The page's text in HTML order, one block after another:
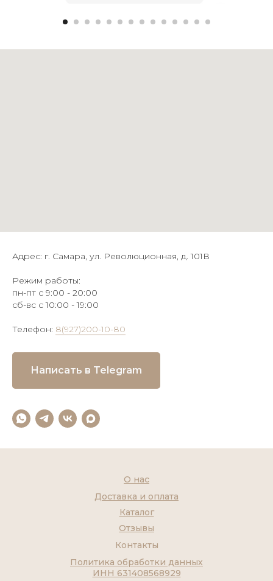
Адрес: г. Самара, ул. Революционная, д. 101В
Режим работы:
пн-пт с 9:00 - 20:00
сб-вс с 10:00 - 19:00
Телефон: 8(927)200-10-80
Написать в Telegram
Контакты
Каталог
О нас
Доставка и оплата
Отзывы
Политика обработки данных
ИНН 631408568929